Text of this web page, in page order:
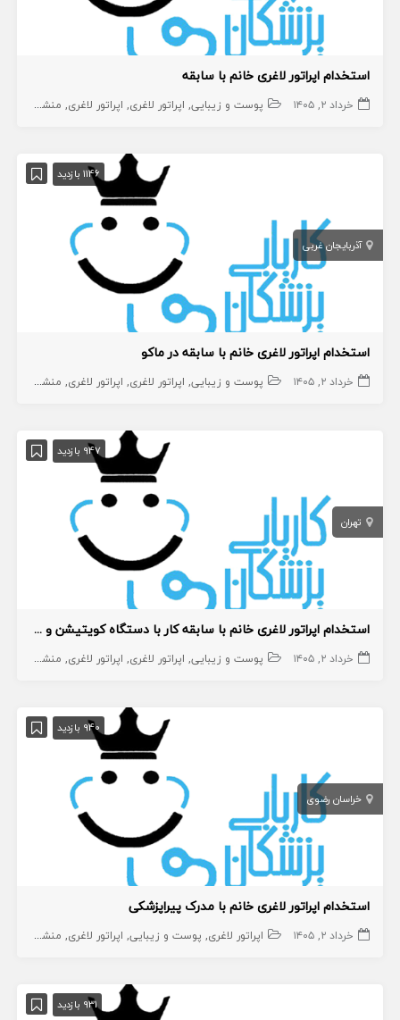
استخدام اپراتور لاغری خانم با سابقه
خرداد ۲, ۱۴۰۵ پوست و زیبایی اپراتور لاغری اپراتور لاغری منشی،اپراتور،دستیار
1146 بازدید
آذربایجان غربی
استخدام اپراتور لاغری خانم با سابقه در ماکو
خرداد ۲, ۱۴۰۵ پوست و زیبایی اپراتور لاغری اپراتور لاغری منشی،اپراتور،دستیار
947 بازدید
تهران
استخدام اپراتور لاغری خانم با سابقه کار با دستگاه کویتیشن و آر اف
خرداد ۲, ۱۴۰۵ پوست و زیبایی اپراتور لاغری اپراتور لاغری منشی،اپراتور،دستیار
940 بازدید
خراسان رضوی
استخدام اپراتور لاغری خانم با مدرک پیراپزشکی
خرداد ۲, ۱۴۰۵ اپراتور لاغری پوست و زیبایی اپراتور لاغری منشی،اپراتور،دستیار
931 بازدید